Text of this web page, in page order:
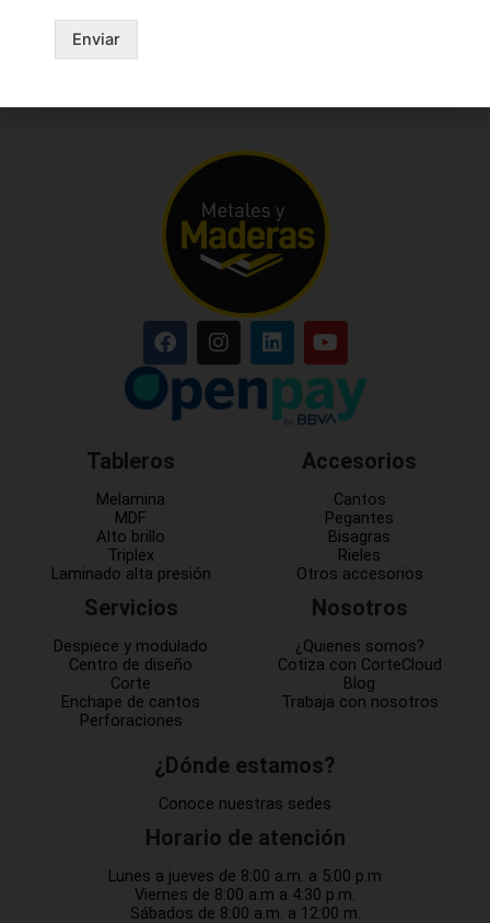
Tableros
Melamina
MDF
Alto brillo
Triplex
Laminado alta presión
Servicios
Despiece y modulado
Centro de diseño
Corte
Enchape de cantos
Perforaciones
Accesorios
Cantos
Pegantes
Bisagras
Rieles
Otros accesorios
Nosotros
¿Quienes somos?
Cotiza con CorteCloud
Blog
Trabaja con nosotros
¿Dónde estamos?
Conoce nuestras sedes
Horario de atención
Lunes a jueves de 8:00 a.m. a 5:00 p.m
Viernes de 8:00 a.m a 4:30 p.m.
Sábados de 8:00 a.m. a 12:00 m.
Enviar